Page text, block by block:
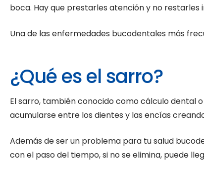
boca. Hay que prestarles atención y no
Una de las enfermedades bucodentales más
¿Qué es el sarro?
El sarro, también conocido como cálculo dental
acumularse entre los dientes y las encías
Además de ser un problema para tu salud
con el paso del tiempo, si no se elimina, puede